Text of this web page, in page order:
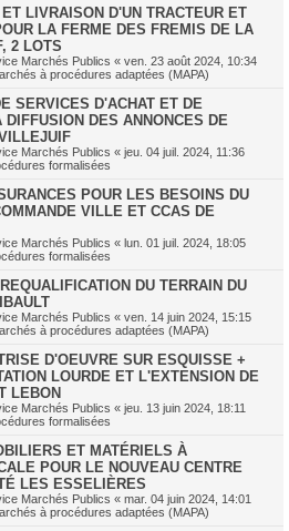
LIVRAISON D'UN TRACTEUR ET
LA FERME DES FREMIS DE LA
2 LOTS
Marchés Publics « ven. 23 août 2024, 10:34
à procédures adaptées (MAPA)
SERVICES D'ACHAT ET DE
DES ANNONCES DE
Marchés Publics « jeu. 04 juil. 2024, 11:36
formalisées
POUR LES BESOINS DU
VILLE ET CCAS DE
Marchés Publics « lun. 01 juil. 2024, 18:05
formalisées
DU TERRAIN DU
Marchés Publics « ven. 14 juin 2024, 15:15
à procédures adaptées (MAPA)
D'OEUVRE SUR ESQUISSE +
LOURDE ET L'EXTENSION DE
LEBON
Marchés Publics « jeu. 13 juin 2024, 18:11
formalisées
ET MATÉRIELS À
POUR LE NOUVEAU CENTRE
LES ESSELIÈRES
Marchés Publics « mar. 04 juin 2024, 14:01
à procédures adaptées (MAPA)